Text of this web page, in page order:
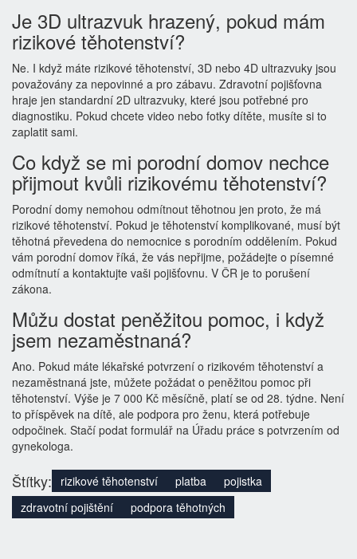
Je 3D ultrazvuk hrazený, pokud mám
rizikové těhotenství?
Ne. I když máte rizikové těhotenství, 3D nebo 4D ultrazvuky jsou
považovány za nepovinné a pro zábavu. Zdravotní pojišťovna
hraje jen standardní 2D ultrazvuky, které jsou potřebné pro
diagnostiku. Pokud chcete video nebo fotky dítěte, musíte si to
zaplatit sami.
Co když se mi porodní domov nechce
přijmout kvůli rizikovému těhotenství?
Porodní domy nemohou odmítnout těhotnou jen proto, že má
rizikové těhotenství. Pokud je těhotenství komplikované, musí být
těhotná převedena do nemocnice s porodním oddělením. Pokud
vám porodní domov říká, že vás nepřijme, požádejte o písemné
odmítnutí a kontaktujte vaši pojišťovnu. V ČR je to porušení
zákona.
Můžu dostat peněžitou pomoc, i když
jsem nezaměstnaná?
Ano. Pokud máte lékařské potvrzení o rizikovém těhotenství a
nezaměstnaná jste, můžete požádat o peněžitou pomoc při
těhotenství. Výše je 7 000 Kč měsíčně, platí se od 28. týdne. Není
to příspěvek na dítě, ale podpora pro ženu, která potřebuje
odpočinek. Stačí podat formulář na Úřadu práce s potvrzením od
gynekologa.
Štítky: rizikové těhotenství platba
pojistka
zdravotní pojištění
podpora těhotných